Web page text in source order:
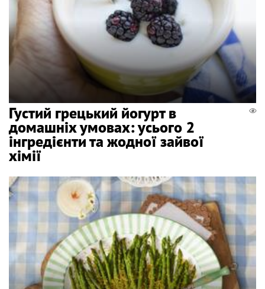
Густий грецький йогурт в
домашніх умовах: усього 2
інгредієнти та жодної зайвої
хімії